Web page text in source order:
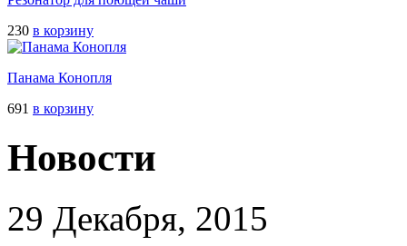
230 в корзину
Панама Конопля
691 в корзину
Новости
29 Декабря, 2015